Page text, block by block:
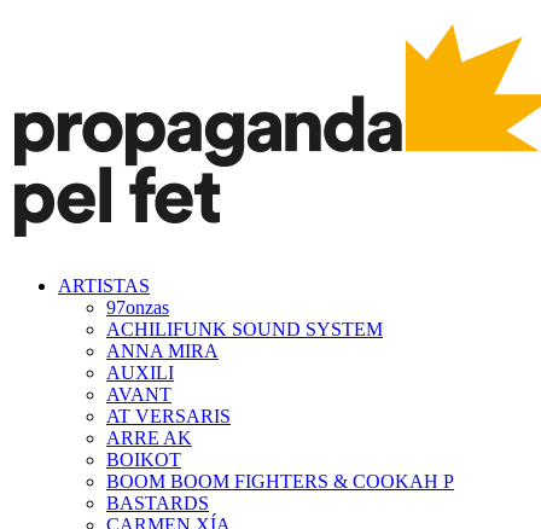
ARTISTAS
97onzas
ACHILIFUNK SOUND SYSTEM
ANNA MIRA
AUXILI
AVANT
AT VERSARIS
ARRE AK
BOIKOT
BOOM BOOM FIGHTERS & COOKAH P
BASTARDS
CARMEN XÍA